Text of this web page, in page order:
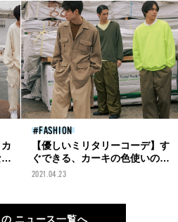
FASHION
【優しいミリタリーコーデ】す
ぐできる、カーキの色使いの正
解３選
2021.04.23
ニュース一覧へ